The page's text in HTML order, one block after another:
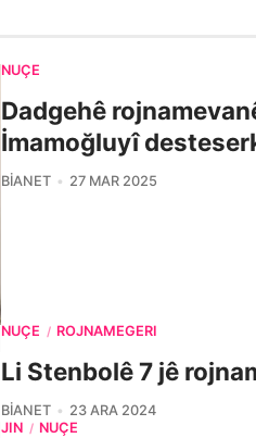
NÛÇE
Dadgehê
İmamoğluyî
BIANET 27 MAR 2025
NÛÇE / ROJNAMEGERÎ
Li Stenbolê 7 jê
BIANET
23 ARA 2024
JIN / NÛÇE